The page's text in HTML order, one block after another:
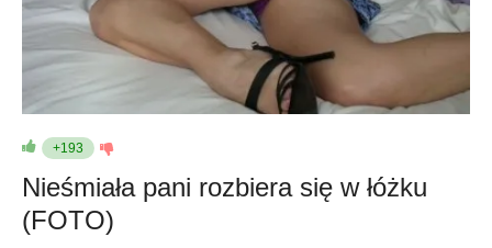
+193
Nieśmiała pani rozbiera się w łóżku
(FOTO)